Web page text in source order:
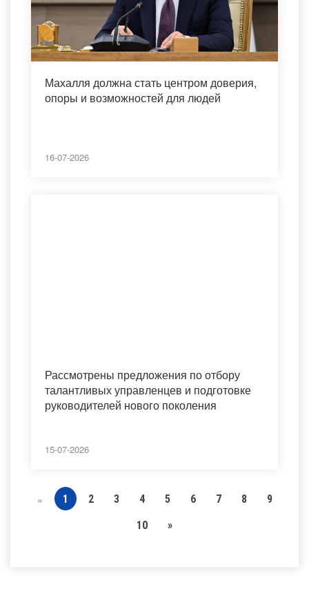
Махалля должна стать центром доверия,
опоры и возможностей для людей
16-07-2026
Рассмотрены предложения по отбору
талантливых управленцев и подготовке
руководителей нового поколения
15-07-2026
« 1 2 3 4 5 6 7 8
9
10
»